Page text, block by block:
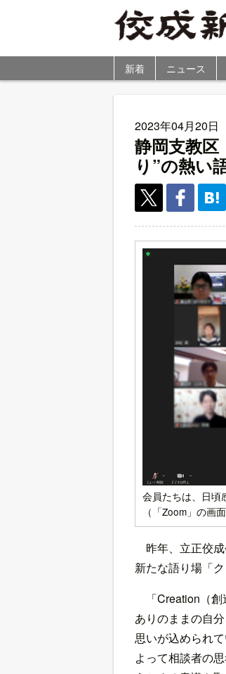
新着 ニュース
2023年04月20日
静岡支教
り”の熱い
会員たちは、日頃
（「Zoom」の画面
昨年、立正佼
新たな語り場「
「Creation（
ありのままの自
思いが込められ
よって相談者の